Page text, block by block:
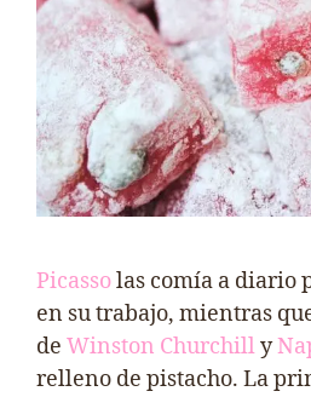
Picassolas comía a diario
en su trabajo, mientras
de Winston Churchilly
relleno de pistacho. La